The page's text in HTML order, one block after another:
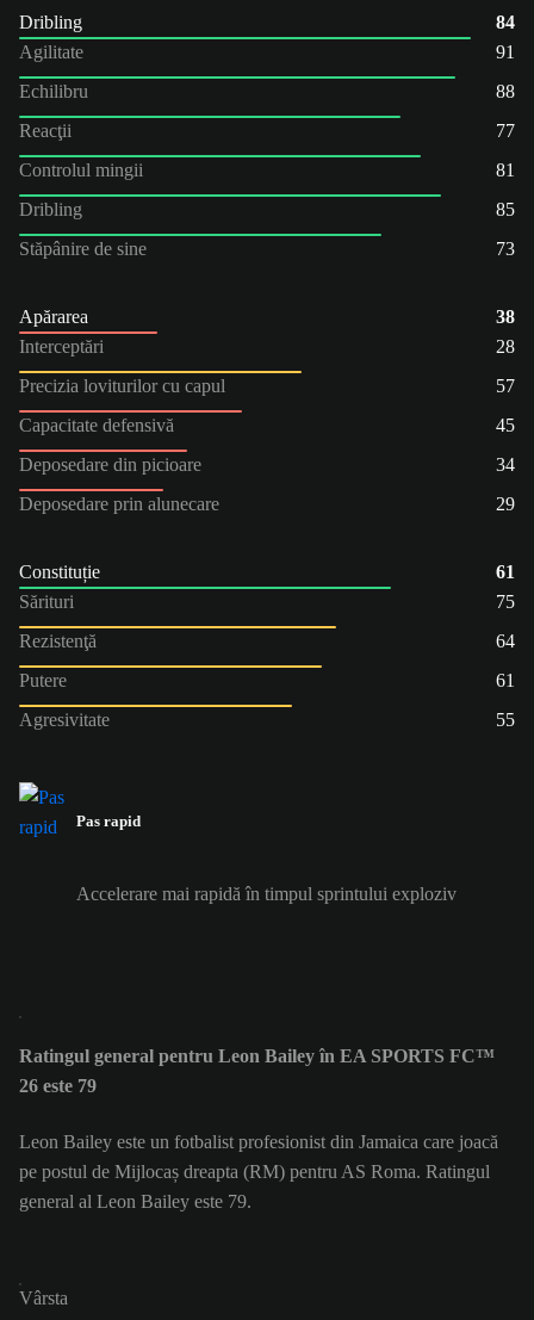
Dribling
84
Agilitate
91
Echilibru
88
Reacţii
77
Controlul mingii
81
Dribling
85
Stăpânire de sine
73
Apărarea
38
Interceptări
28
Precizia loviturilor cu capul
57
Capacitate defensivă
45
Deposedare din picioare
34
Deposedare prin alunecare
29
Constituție
61
Sărituri
75
Rezistenţă
64
Putere
61
Agresivitate
55
Pas rapid
Accelerare mai rapidă în timpul sprintului exploziv
Ratingul general pentru Leon Bailey în EA SPORTS FC™
26 este 79
Leon Bailey este un fotbalist profesionist din Jamaica care joacă
pe postul de Mijlocaș dreapta (RM) pentru AS Roma. Ratingul
general al Leon Bailey este 79.
Vârsta